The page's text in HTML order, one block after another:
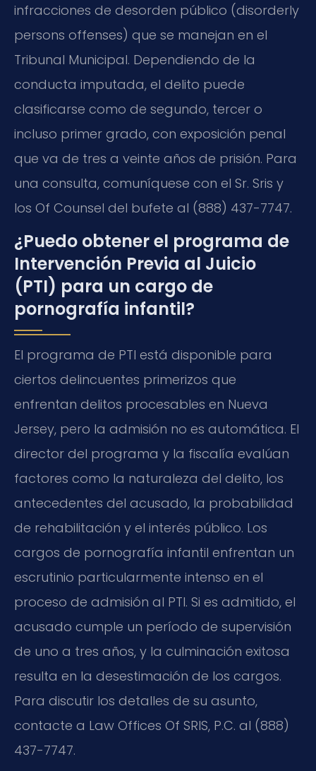
infracciones de desorden público (disorderly
persons offenses) que se manejan en el
Tribunal Municipal. Dependiendo de la
conducta imputada, el delito puede
clasificarse como de segundo, tercer o
incluso primer grado, con exposición penal
que va de tres a veinte años de prisión. Para
una consulta, comuníquese con el Sr. Sris y
los Of Counsel del bufete al (888) 437-7747.
¿Puedo obtener el programa de
Intervención Previa al Juicio
(PTI) para un cargo de
pornografía infantil?
El programa de PTI está disponible para
ciertos delincuentes primerizos que
enfrentan delitos procesables en Nueva
Jersey, pero la admisión no es automática. El
director del programa y la fiscalía evalúan
factores como la naturaleza del delito, los
antecedentes del acusado, la probabilidad
de rehabilitación y el interés público. Los
cargos de pornografía infantil enfrentan un
escrutinio particularmente intenso en el
proceso de admisión al PTI. Si es admitido, el
acusado cumple un período de supervisión
de uno a tres años, y la culminación exitosa
resulta en la desestimación de los cargos.
Para discutir los detalles de su asunto,
contacte a Law Offices Of SRIS, P.C. al (888)
437-7747.